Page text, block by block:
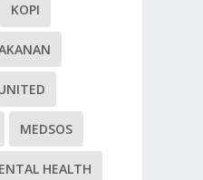
KOPI
MEDSOS
HEALTH